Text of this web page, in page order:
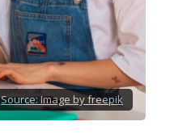
Source:Image by freepik